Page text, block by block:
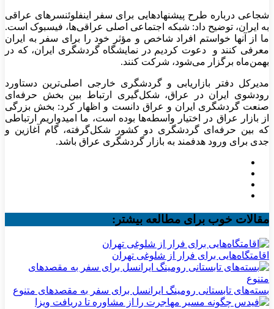
شجاعی درباره طرح پیشنهاد‌هایی برای سفر اینفلوئنسر‌های عراقی
به ایران، توضیح داد: شبکه اجتماعی اصلی عراقی‌ها، فیسبوک است.
ما از آنها خواستم افراد شاخص و مؤثر خود را برای سفر به ایران
معرفی کنند و دعوت کردیم در نمایشگاه گردشگری ایران، که در
بهمن‌ماه برگزار می‌شود، شرکت کنند.
مدیرکل دفتر بازاریابی و گردشگری خارجی اصلی‌ترین دستاورد
رودشوی ایران در عراق، شکل‌گیری ارتباط بین بخش حرفه‌ای
صنعت گردشگری ایران و عراق دانست و اظهار کرد: بخش بزرگی
از بازار عراق در اختیار واسطه‌ها بوده است، ما امیدواریم ارتباطی
که بین حرفه‌ای گردشگری دو کشور شکل‌گرفته، گام آغازین و
جدی برای ورود هدفمند به بازار گردشگری عراق باشد.
مقالات خوب برای مطالعه بیشتر:
اقامتگاه‌هایی برای فرار از شلوغی تهران
بسته‌های تابستانی رومینگ ایرانسل برای سفر به مقصدهای متنوع